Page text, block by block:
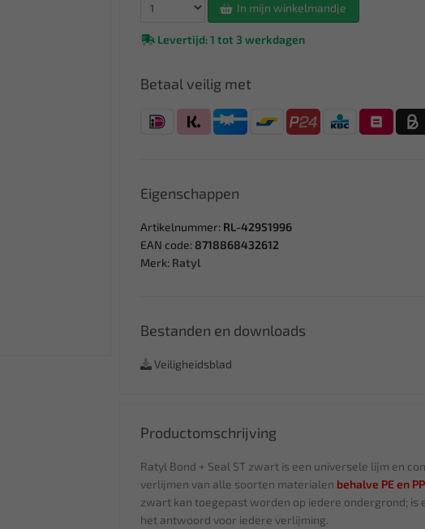
In mijn winkelmandje
Levertijd: 1 tot 3 werkdagen
Betaal veilig met
Eigenschappen
Artikelnummer: RL-42951996
EAN code: 8718868432612
Merk: Ratyl
Bestanden en downloads
Veiligheidsblad
Productomschrijving
Ratyl Bond + Seal ST zwart is een universele lijm en
verlijmen van alle soorten materialen behalve PE en PP
zwart kan toegepast worden op iedere ondergrond; is
het antwoord voor iedere verlijming.